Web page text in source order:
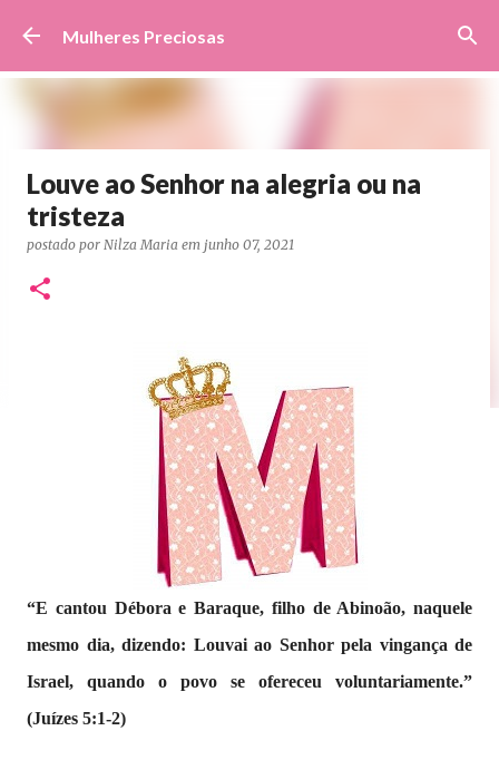
Pular para o conteúdo principal
Mulheres Preciosas
Louve ao Senhor na alegria ou na
tristeza
postado por Nilza Maria em junho 07, 2021
“E cantou Débora e Baraque, filho de Abinoão, naquele
mesmo dia, dizendo: Louvai ao Senhor pela vingança de
Israel, quando o povo se ofereceu voluntariamente.”
(Juízes 5:1-2)